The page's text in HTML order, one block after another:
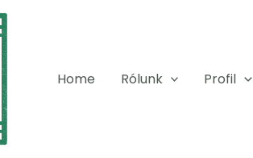
Home
Rólunk Profil